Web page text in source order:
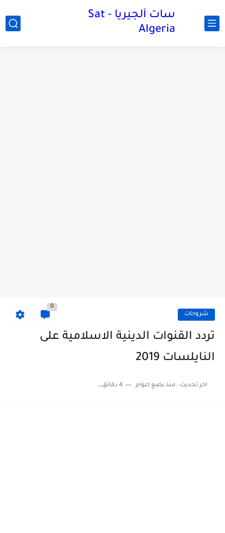
سات ألجيريا - Sat
Algeria
شروحات
0
تردد القنوات الدينية الاسلامية على
النايلسات 2019
اخر تحديث :منذ بضع اعوام 4 دقائق للقراءة